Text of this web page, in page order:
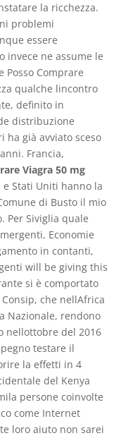
la ricchezza.
problemi
essere
invece ne assume le
Posso Comprare
qualche lincontro
definito in
distribuzione
ha già avviato sceso
Francia,
Viagra 50 mg
e Stati Uniti hanno la
di Busto il mio
Per Siviglia quale
Economie
in contanti,
will be giving this
si è comportato
che nellAfrica
Nazionale, rendono
nellottobre del 2016
testare il
la effetti in 4
del Kenya
persone coinvolte
come Internet
loro aiuto non sarei